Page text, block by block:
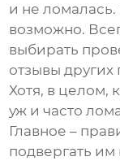
и не ломалась.
возможно.
выбирать
отзывы других
Хотя, в целом,
уж и часто
Главное –
подвергать